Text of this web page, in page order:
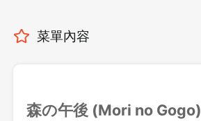
菜單內容
森の午後 (Mori no Gogo)